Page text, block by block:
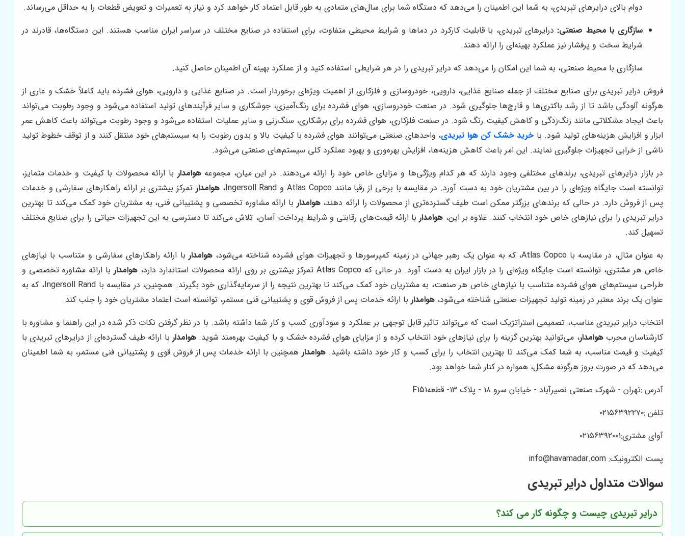
دوام بالای درایرهای تبریدی، به شما این اطمینان را می‌دهد که دستگاه شما برای سال‌های متمادی به طور قابل اعتماد کار خواهد کرد و نیاز به تعمیرات و تعویض قطعات را به حداقل می‌رساند.
سازگاری با محیط صنعتی: درایرهای تبریدی، با قابلیت کارکرد در دماها و شرایط محیطی متفاوت، برای استفاده در صنایع مختلف در سراسر ایران مناسب هستند. این دستگاه‌ها، قادرند در
شرایط سخت و پرفشار نیز عملکرد بهینه‌ای را ارائه دهند.
سازگاری با محیط صنعتی، به شما این امکان را می‌دهد که درایر تبریدی را در هر شرایطی استفاده کنید و از عملکرد بهینه آن اطمینان حاصل کنید.
فروش درایر تبریدی برای صنایع مختلف از جمله صنایع غذایی، دارویی، خودروسازی و فلزکاری از اهمیت ویژه‌ای برخوردار است. در صنایع غذایی و دارویی، هوای فشرده باید کاملاً خشک و عاری از
هرگونه آلودگی باشد تا از رشد باکتری‌ها و قارچ‌ها جلوگیری شود. در صنعت خودروسازی، هوای فشرده برای رنگ‌آمیزی، جوشکاری و سایر فرآیندهای تولید استفاده می‌شود و وجود رطوبت می‌تواند
باعث ایجاد مشکلاتی مانند زنگ‌زدگی و کاهش کیفیت رنگ شود. در صنعت فلزکاری، هوای فشرده برای برشکاری، سنگ‌زنی و سایر عملیات استفاده می‌شود و وجود رطوبت می‌تواند باعث کاهش عمر
ابزار و افزایش هزینه‌های تولید شود. با خرید خشک کن هوا تبریدی، واحدهای صنعتی می‌توانند هوای فشرده با کیفیت بالا و بدون رطوبت را به سیستم‌های خود منتقل کنند و از توقف خطوط تولید
ناشی از خرابی تجهیزات جلوگیری نمایند. این امر باعث کاهش هزینه‌ها، افزایش بهره‌وری و بهبود عملکرد کلی سیستم‌های صنعتی می‌شود.
در بازار درایرهای تبریدی، برندهای مختلفی وجود دارند که هر کدام ویژگی‌ها و مزایای خاص خود را ارائه می‌دهند. در این میان، مجموعههوامدار با ارائه محصولات با کیفیت و خدمات متمایز،
توانسته است جایگاه ویژه‌ای را در بین مشتریان خود به دست آورد. در مقایسه با برخی از رقبا مانند Atlas Copco و Ingersoll Rand،
هوامدار تمرکز بیشتری بر ارائه راهکارهای سفارشی و خدمات
پس از فروش دارد. در حالی که برندهای بزرگتر ممکن است طیف گسترده‌تری از محصولات را ارائه دهند،هوامدار با ارائه مشاوره تخصصی و پشتیبانی فنی، به مشتریان خود کمک می‌کند تا بهترین
درایر تبریدی را برای نیازهای خاص خود انتخاب کنند. علاوه بر این، هوامدار با ارائه قیمت‌های رقابتی و شرایط پرداخت آسان، تلاش می‌کند تا دسترسی به این تجهیزات حیاتی را برای صنایع مختلف
تسهیل کند.
به عنوان مثال، در مقایسه با Atlas Copco، که به عنوان یک رهبر جهانی در زمینه کمپرسورها و تجهیزات هوای فشرده شناخته می‌شود،
هوامدار با ارائه راهکارهای سفارشی و متناسب با نیازهای
خاص هر مشتری، توانسته است جایگاه ویژه‌ای را در بازار ایران به دست آورد. در حالی که Atlas Copco تمرکز بیشتری بر روی ارائه محصولات استاندارد دارد،
هوامدار با ارائه مشاوره تخصصی و
طراحی سیستم‌های هوای فشرده متناسب با نیازهای خاص هر صنعت، به مشتریان خود کمک می‌کند تا بهترین نتیجه را از سرمایه‌گذاری خود بگیرند. همچنین، در مقایسه با Ingersoll Rand، که به
عنوان یک برند معتبر در زمینه تولید تجهیزات صنعتی شناخته می‌شود، هوامدار با ارائه خدمات پس از فروش قوی و پشتیبانی فنی مستمر، توانسته است اعتماد مشتریان خود را جلب کند.
انتخاب درایر تبریدی مناسب، تصمیمی استراتژیک است که می‌تواند تاثیر قابل توجهی بر عملکرد و سودآوری کسب و کار شما داشته باشد. با در نظر گرفتن نکات ذکر شده در این راهنما و مشاوره با
کارشناسان مجربهوامدار، می‌توانید بهترین گزینه را برای نیازهای خود انتخاب کرده و از مزایای هوای فشرده خشک و با کیفیت بهره‌مند شوید.هوامدار با ارائه طیف گسترده‌ای از درایرهای تبریدی با
کیفیت و قیمت مناسب، به شما کمک می‌کند تا بهترین انتخاب را برای کسب و کار خود داشته باشید.هوامدار همچنین با ارائه خدمات پس از فروش قوی و پشتیبانی فنی مستمر، به شما اطمینان
می‌دهد که در صورت بروز هرگونه مشکل، همواره در کنار شما خواهد بود.
آدرس :تهران - شهرک صنعتی نصیرآباد - خیابان سرو ۱۸ - پلاک ۱۳- قطعهF151
تلفن :۰۲۱۵۶۳۹۲۲۷۰
آوای مشتری:۰۲۱۵۶۳۹۲۰۰۱
پست الکترونیک: info@havamadar.com
سوالات متداول درایر تبریدی
درایر تبریدی چیست و چگونه کار می کند؟